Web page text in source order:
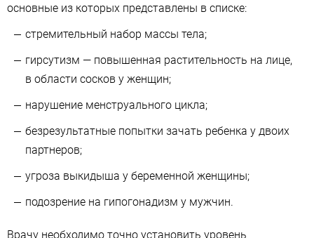
основные из которых представлены в списке:
стремительный набор массы тела;
гирсутизм — повышенная растительность на лице,
в области сосков у женщин;
нарушение менструального цикла;
безрезультатные попытки зачать ребенка у двоих
партнеров;
угроза выкидыша у беременной женщины;
подозрение на гипогонадизм у мужчин.
Врачу необходимо точно установить уровень